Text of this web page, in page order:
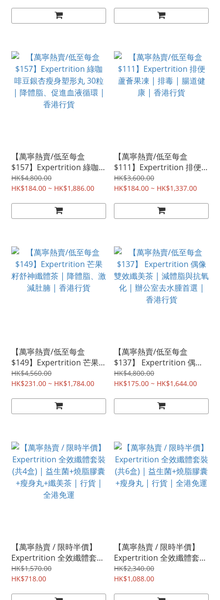
【萬寧熱賣/低至每盒
$157】Expertrition 綠咖
啡豆銀杏瘦身塑形丸 30粒
| 降體脂、促進血液循環 |
HK$4,800.00
HK$184.00 ~ HK$1,886.00
【萬寧熱賣/低至每盒
$111】Expertrition 排便
蘆薈果凍 | 排毒 | 腸道健
康 | 香港行貨
HK$3,600.00
HK$184.00 ~ HK$1,337.00
【萬寧熱賣/低至每盒
$149】Expertrition 芒果
籽舒神纖體茶 | 降體脂、激
減肚腩 | 香港行貨
HK$4,560.00
HK$231.00 ~ HK$1,784.00
【萬寧熱賣/低至每盒
$137】 Expertrition 偶像
雙效纖美茶 | 減體脂與抗氧
化 | 辦公室去水腫首選 |
HK$4,800.00
HK$175.00 ~ HK$1,644.00
【萬寧熱賣 / 限時半價】
Expertrition 全效纖體套裝
(共4盒) | 益生菌+燒脂膠囊
+瘦身丸+纖美茶 | 行貨 |
HK$1,570.00
HK$718.00
【萬寧熱賣 / 限時半價】
Expertrition 全效纖體套裝
(共6盒) | 益生菌+燒脂膠囊
+瘦身丸 | 行貨 | 全港免運
HK$2,340.00
HK$1,088.00